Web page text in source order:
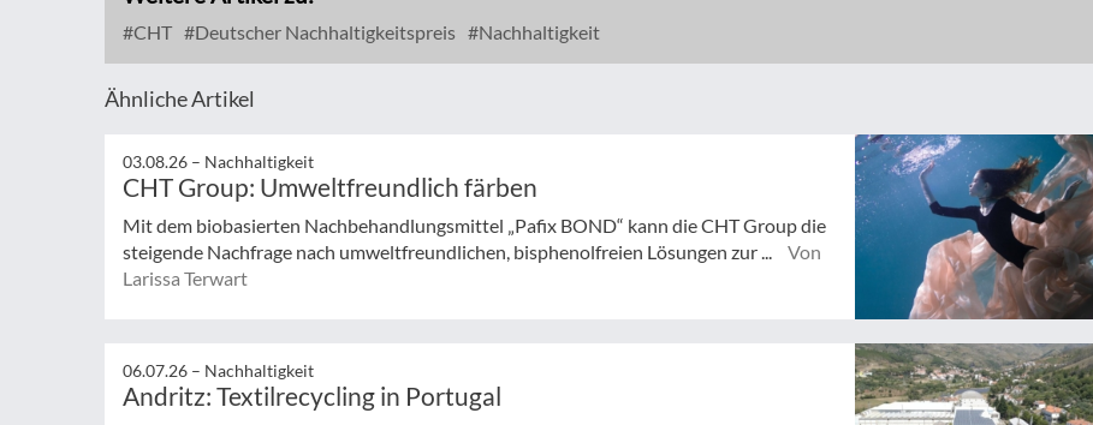
CHT Deutscher Nachhaltigkeitspreis Nachhaltigkeit
Ähnliche Artikel
03.08.26 – Nachhaltigkeit
CHT Group: Umweltfreundlich färben
Mit dem biobasierten Nachbehandlungsmittel „Pafix BOND“ kann die CHT Group die
steigende Nachfrage nach umweltfreundlichen, bisphenolfreien Lösungen zur ...
Von
Larissa Terwart
06.07.26 – Nachhaltigkeit
Andritz: Textilrecycling in Portugal